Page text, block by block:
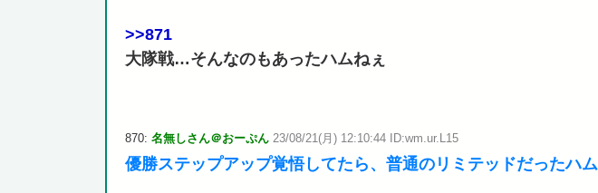
>>871
大隊戦…そんなのもあったハムねぇ
870: 名無しさん＠おーぷん 23/08/21(月) 12:10:44 ID:wm.ur.L15
優勝ステップアップ覚悟してたら、普通のリミテッドだったハム